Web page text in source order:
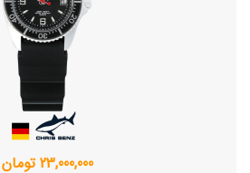
23,000,000 تومان